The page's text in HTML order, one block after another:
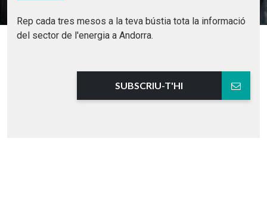
Rep cada tres mesos a la teva bústia tota la informació
del sector de l'energia a Andorra.
SUBSCRIU-T'HI